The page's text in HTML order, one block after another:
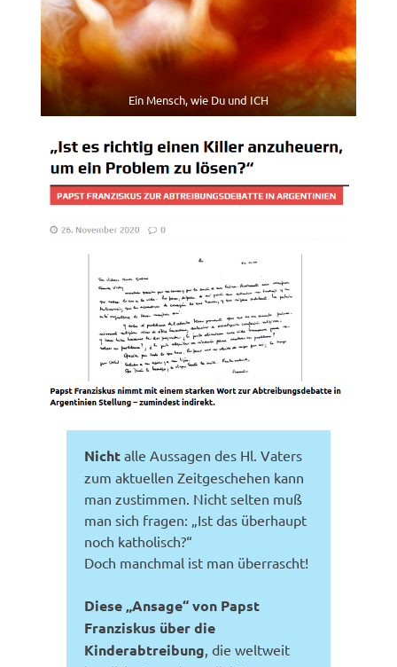
Ein Mensch, wie Du und ICH
Nicht alle Aussagen des Hl. Vaters
zum aktuellen Zeitgeschehen kann
man zustimmen. Nicht selten muß
man sich fragen: „Ist das überhaupt
noch katholisch?“
Doch manchmal ist man überrascht!
Diese „Ansage“ von Papst
Franziskus über die
Kinderabtreibung , die weltweit